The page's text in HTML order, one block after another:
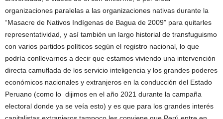
organizaciones paralelas a las organizaciones nativas durante la
“Masacre de Nativos Indígenas de Bagua de 2009” para quitarles
representatividad, y así también un largo historial de transfuguismo
con varios partidos políticos según el registro nacional, lo que
podría conllevarnos a decir que estamos viviendo una intervención
directa camuflada de los servicio inteligencia y los grandes poderes
económicos nacionales y extranjeros en la conducción del Estado
Peruano (como lo dijimos en el año 2021 durante la campaña
electoral donde ya se veía esto) y es que para los grandes interés